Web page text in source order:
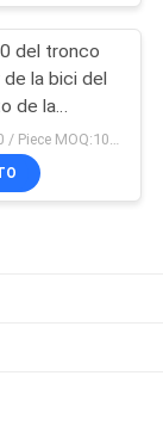
del tronco
de la bici del
de la
Mtb del